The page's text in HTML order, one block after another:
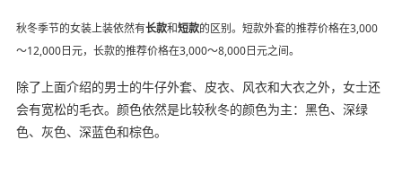
秋冬季节的女装上装依然有长款和短款的区别。短款外套的推荐价格在3,000
～12,000日元，长款的推荐价格在3,000～8,000日元之间。
除了上面介绍的男士的牛仔外套、皮衣、风衣和大衣之外，女士还
会有宽松的毛衣。颜色依然是比较秋冬的颜色为主：黑色、深绿
色、灰色、深蓝色和棕色。